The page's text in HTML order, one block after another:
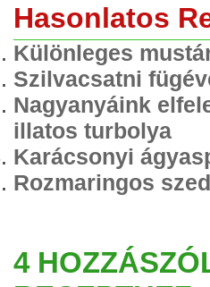
Hasonlatos
Különleges
Szilvacsatni
Nagyanyáink
illatos turbolya
Karácsonyi
Rozmaringos
4